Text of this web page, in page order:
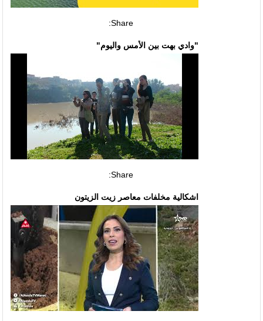
Share:
"وادي بهت بين الأمس واليوم"
Share:
اشكالية مخلفات معاصر زيت الزيتون